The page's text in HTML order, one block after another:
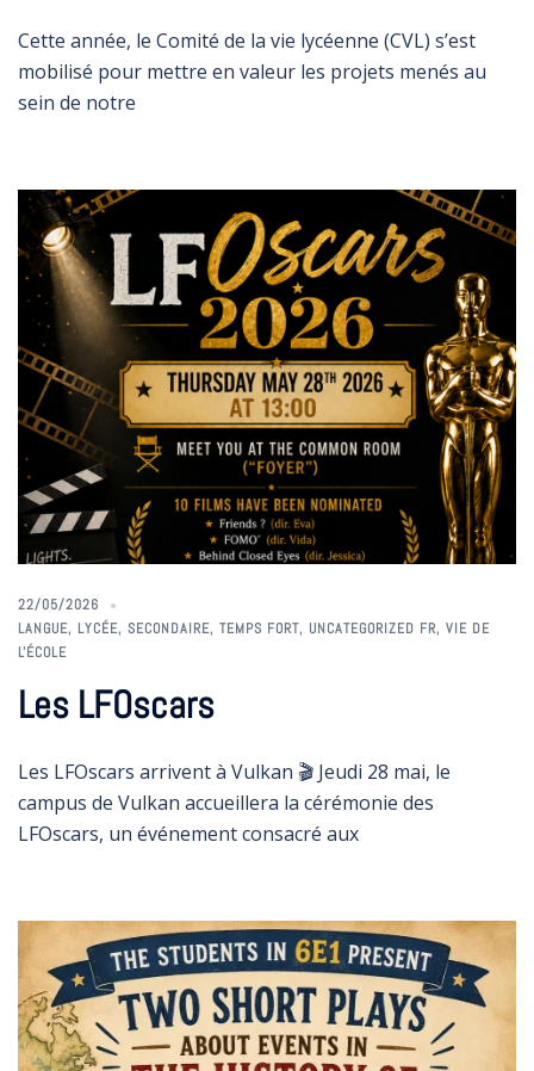
Cette année, le Comité de la vie lycéenne (CVL) s’est
mobilisé pour mettre en valeur les projets menés au
sein de notre
22/05/2026
LANGUE, LYCÉE, SECONDAIRE, TEMPS FORT, UNCATEGORIZED FR, VIE DE
L'ÉCOLE
Les LFOscars
Les LFOscars arrivent à Vulkan 🎬 Jeudi 28 mai, le
campus de Vulkan accueillera la cérémonie des
LFOscars, un événement consacré aux